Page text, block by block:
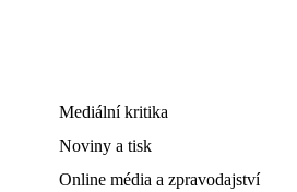
Mediální kritika
Noviny a tisk
Online média a zpravodajství